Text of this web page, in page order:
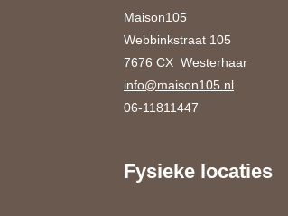
Maison105
Webbinkstraat 105
7676 CX Westerhaar
info@maison105.nl
06-11811447
Fysieke locaties